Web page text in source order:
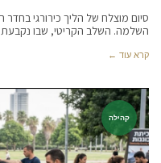
סיום מוצלח של הליך כירורגי
השלמה. השלב הקריטי, שבו נקבעת
קרא עוד ←
קהילה